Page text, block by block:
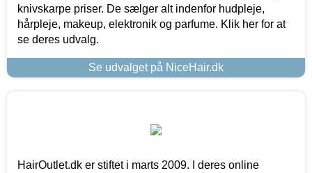
knivskarpe priser. De sælger alt indenfor hudpleje,
hårpleje, makeup, elektronik og parfume. Klik her for at
se deres udvalg.
Se udvalget på NiceHair.dk
HairOutlet.dk er stiftet i marts 2009. I deres online